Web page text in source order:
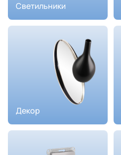
Светильники
Декор